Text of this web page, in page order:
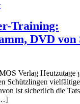
Training:
DVD von
Verlag Heutzutage
Schützlingen
ist sicherlich die